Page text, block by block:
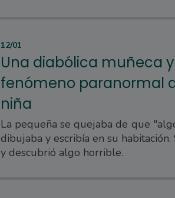
12/01
Una diabólica muñeca
fenómeno paranormal
niña
La pequeña se quejaba de que
dibujaba y escribía en su
y descubrió algo horrible.